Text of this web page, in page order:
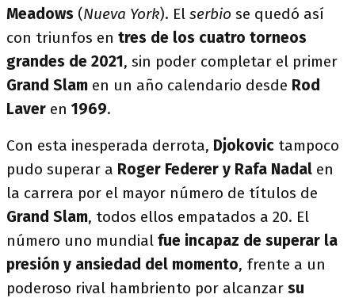
Meadows (Nueva York). El serbio se quedó así
con triunfos en tres de los cuatro torneos
grandes de 2021, sin poder completar el primer
Grand Slam en un año calendario desde Rod
Laver en 1969.
Con esta inesperada derrota, Djokovic tampoco
pudo superar a Roger Federer y Rafa Nadal en
la carrera por el mayor número de títulos de
Grand Slam, todos ellos empatados a 20. El
número uno mundial fue incapaz de superar la
presión y ansiedad del momento, frente a un
poderoso rival hambriento por alcanzar su